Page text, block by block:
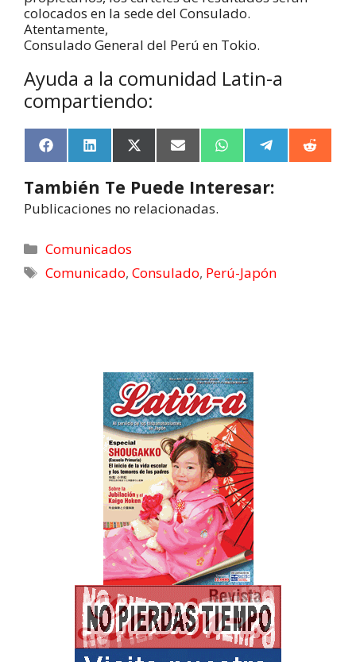
colocados en la sede del Consulado.
Atentamente,
Consulado General del Perú en Tokio.
Ayuda a la comunidad Latin-a
compartiendo:
F
a
e
b
o
k
L
i
k
e
d
n
X
(
w
i
t
)
E
m
a
l
W
h
t
e
e
R
e
También Te Puede Interesar:
Publicaciones no relacionadas.
Comunicados
Comunicado,Consulado, Perú-Japón